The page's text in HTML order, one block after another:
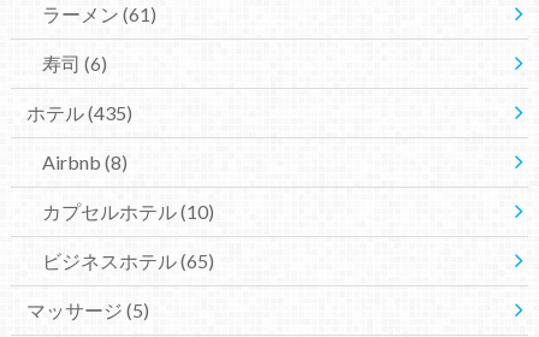
ラーメン (61)
寿司 (6)
ホテル(435)
Airbnb (8)
カプセルホテル(10)
ビジネスホテル(65)
マッサージ (5)